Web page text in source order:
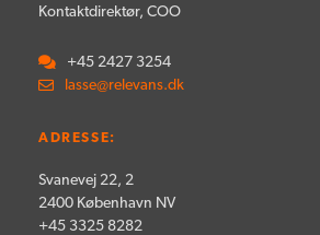
Kontaktdirektør, COO
+45 2427 3254
lasse@relevans.dk
ADRESSE:
Svanevej 22, 2
2400 København NV
+45 3325 8282